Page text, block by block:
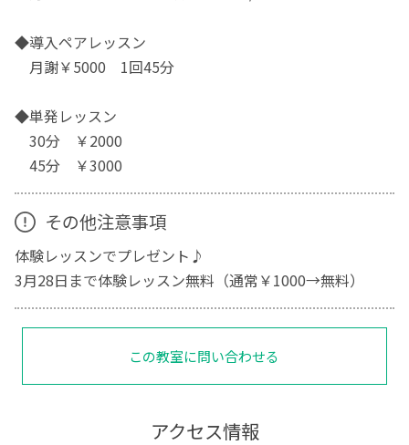
◆導入ペアレッスン
月謝￥5000 1回45分
◆単発レッスン
30分 ￥2000
45分 ￥3000
その他注意事項
体験レッスンでプレゼント♪
3月28日まで体験レッスン無料（通常￥1000→無料）
この教室に問い合わせる
アクセス情報